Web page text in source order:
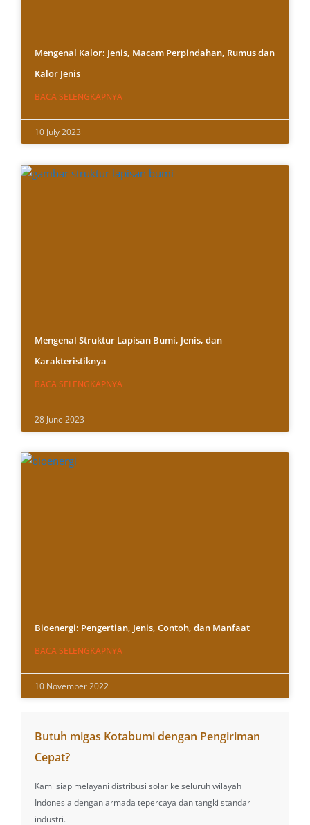
Mengenal Kalor: Jenis, Macam Perpindahan, Rumus dan
Kalor Jenis
BACA SELENGKAPNYA
10 July 2023
Mengenal Struktur Lapisan Bumi, Jenis, dan
Karakteristiknya
BACA SELENGKAPNYA
28 June 2023
Bioenergi: Pengertian, Jenis, Contoh, dan Manfaat
BACA SELENGKAPNYA
10 November 2022
Butuh migas Kotabumi dengan Pengiriman
Cepat?
Kami siap melayani distribusi solar ke seluruh wilayah
Indonesia dengan armada tepercaya dan tangki standar
industri.